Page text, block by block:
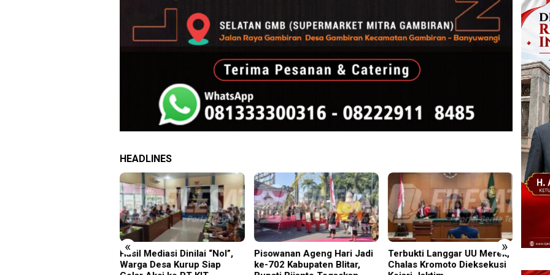
HEADLINES
« »
Hasil Mediasi Dinilai “Nol”,
Warga Desa Kurup Siap
Pisowanan Ageng Hari Jadi
ke-702 Kabupaten Blitar,
Terbukti Langgar UU Merek,
Chalas Kromoto Dieksekusi